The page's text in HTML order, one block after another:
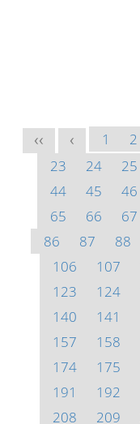
<< < 1 2
23
24 25
44
45 46
65
66 67
86
87 88
106
107
123
124
140
141
157
158
174
175
191
192
208
209